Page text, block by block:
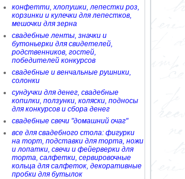
конфетти, хлопушки, лепестки роз,
корзинки и кулечки для лепестков,
мешочки для зерна
свадебные ленты, значки и
бутоньерки для свидетелей,
родственников, гостей,
победителей конкурсов
свадебные и венчальные рушники,
солонки
сундучки для денег, свадебные
копилки, ползунки, коляски, подносы
для конкурсов и сбора денег
свадебные свечи "домашний очаг"
все для свадебного стола: фигурки
на торт, подставки для торта, ножи
и лопатки, свечи и фейерверки для
торта, салфетки, сервировочные
кольца для салфеток, декоративные
пробки для бутылок